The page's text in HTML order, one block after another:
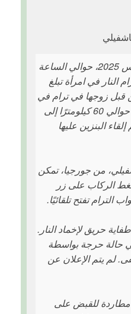
في يوم الأحد 16 مارس 2025، حوالي الساعة
النار في امرأة تبلغ
عامًا من قبل زوجها في ترام في
مدينة جيرا، التي تبعد حوالي 60 كيلومترًا إلى
البنزين عليها
من جورجيا، تمكن
الركاب على زر
الترام تفتح تلقائيًا.
حريق لإخماد النار.
حالة حرجة بواسطة
لم يتم الإعلان عن
للقبض على